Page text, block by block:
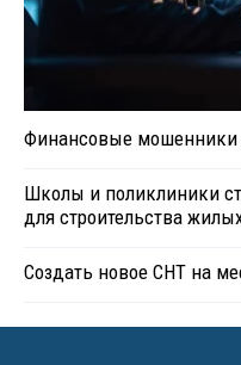
Финансовые мошенники
Школы и поликлиники
для строительства
Создать новое СНТ на